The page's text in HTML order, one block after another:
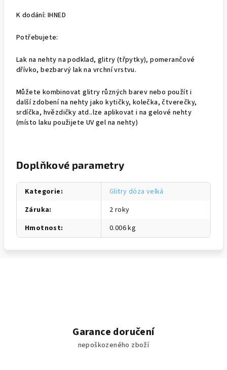
K dodání: IHNED
Potřebujete:
Lak na nehty na podklad, glitry (třpytky), pomerančové
dřívko, bezbarvý lak na vrchní vrstvu.
Můžete kombinovat glitry různých barev nebo použít i
další zdobení na nehty jako kytičky, kolečka, čtverečky,
srdíčka, hvězdičky atd..lze aplikovat i na gelové nehty
(místo laku použijete UV gel na nehty)
Doplňkové parametry
Kategorie:
Glitry dóza velká
Záruka:
2 roky
Hmotnost: 0.006 kg
Garance doručení
nepoškozeného zboží